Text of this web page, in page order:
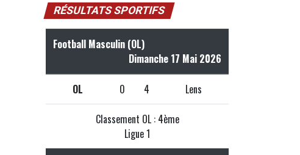
RÉSULTATS SPORTIFS
Football Masculin (OL)
Dimanche 17 Mai 2026
OL 0 4 Lens
Classement OL : 4ème
Ligue 1